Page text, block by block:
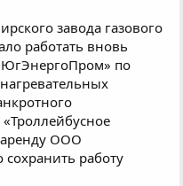
завода газового
работать вновь
по
аренду ООО
работу